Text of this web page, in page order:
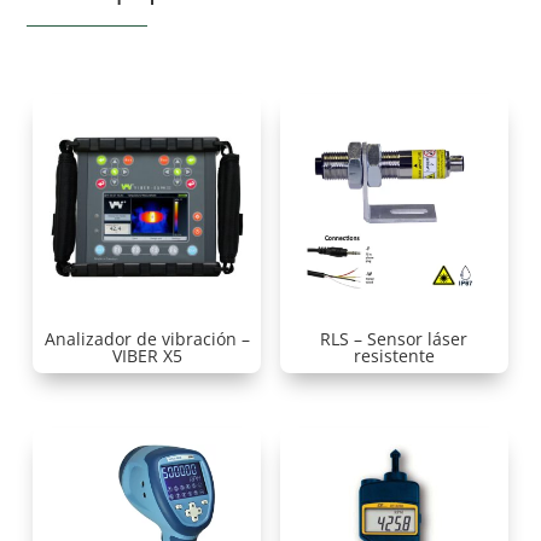
Analizador de vibración –
VIBER X5
RLS – Sensor láser
resistente